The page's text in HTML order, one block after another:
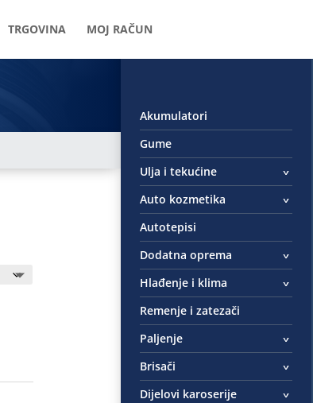
TRGOVINA MOJ RAČUN
Akumulatori
Gume
Ulja i tekućine
Auto kozmetika
Autotepisi
Dodatna oprema
Hlađenje i klima
Remenje i zatezači
Paljenje
Brisači
Dijelovi karoserije